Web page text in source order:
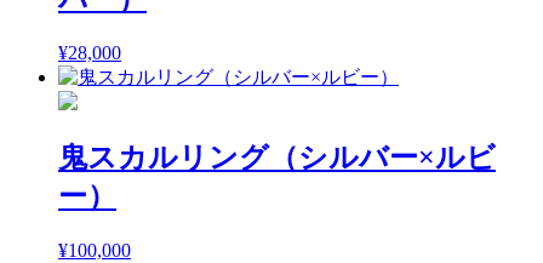
¥28,000
鬼スカルリング（シルバー×ルビ
ー）
¥100,000